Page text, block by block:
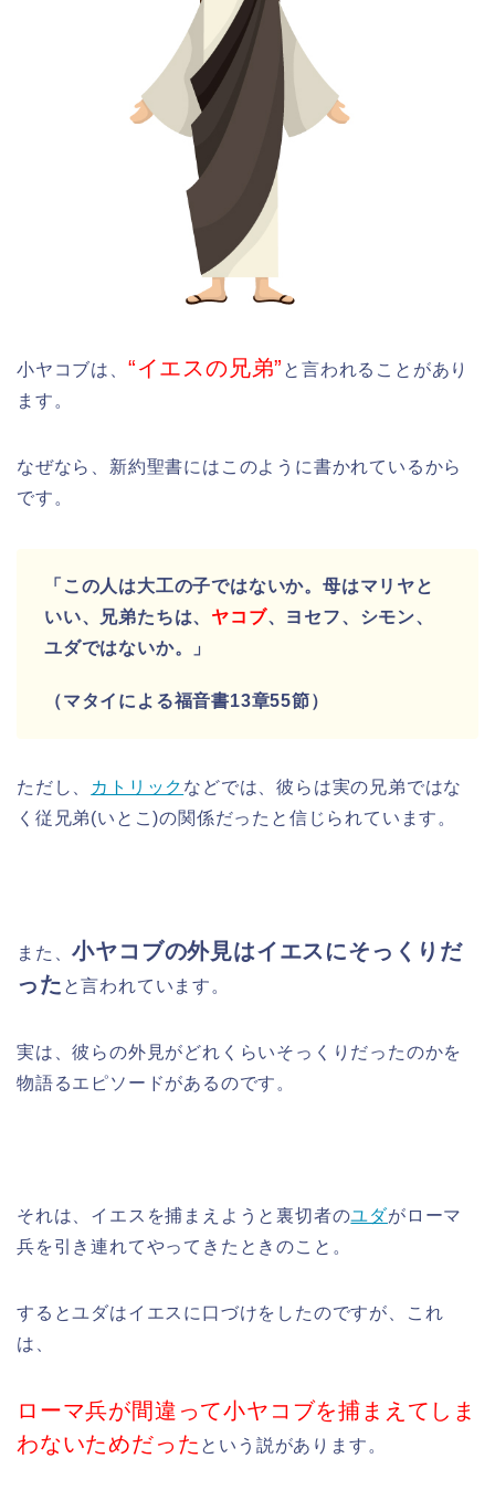
小ヤコブは、 “イエスの兄弟” と言われることがあり
ます。
なぜなら、新約聖書にはこのように書かれているから
です。
「この人は大工の子ではないか。母はマリヤと
いい、兄弟たちは、 ヤコブ、ヨセフ、シモン、
ユダではないか。」
（マタイによる福音書13章55節）
ただし、 カトリック などでは、彼らは実の兄弟ではな
く従兄弟(いとこ)の関係だったと信じられています。
また、小ヤコブの外見はイエスにそっくりだ
った と言われています。
実は、彼らの外見がどれくらいそっくりだったのかを
物語るエピソードがあるのです。
それは、イエスを捕まえようと裏切者のユダがローマ
兵を引き連れてやってきたときのこと。
するとユダはイエスに口づけをしたのですが、これ
は、
ローマ兵が間違って小ヤコブを捕まえてしま
わないためだった という説があります。